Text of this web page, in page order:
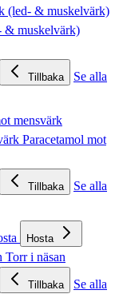
(led- & muskelvärk)
& muskelvärk)
Tillbaka
Se alla
mensvärk
Paracetamol mot
Tillbaka
Se alla
Hosta
Torr i näsan
Tillbaka
Se alla